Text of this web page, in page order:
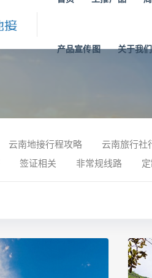
产品宣传图 关于我们
云南地接行程攻略 云南旅行社
签证相关 非常规线路